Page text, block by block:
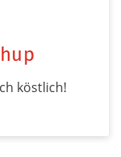
köstlich!